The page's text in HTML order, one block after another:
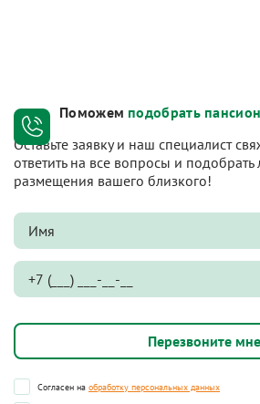
Поможем подобрать
Оставьте заявку и наш специалист
ответить на все вопросы и
размещения вашего близкого!
Согласен на обработку персональных данных